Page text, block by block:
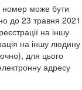
номер може бути
до 23 травня 2021
на іншу
на іншу людину
для цього
адресу